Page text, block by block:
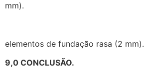
mm).
elementos de fundação rasa (2 mm).
9,0 CONCLUSÃO.